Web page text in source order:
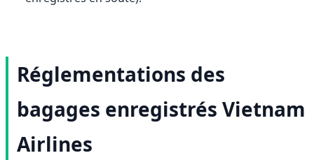
Réglementations des
bagages enregistrés Vietnam
Airlines